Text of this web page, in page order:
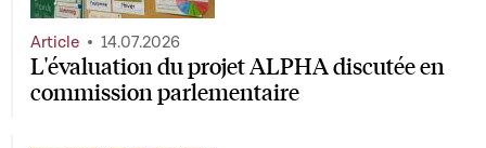
L'évaluation du projet ALPHA discutée en
commission parlementaire
Article 14.07.2026